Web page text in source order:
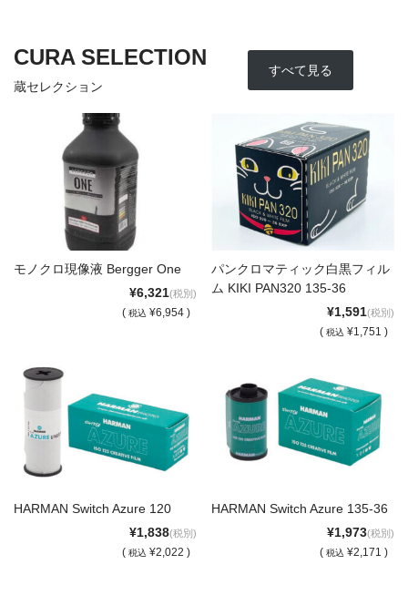
CURA SELECTION
蔵セレクション
すべて見る
モノクロ現像液 Bergger One
¥6,321(税別)
( 税込 ¥6,954 )
パンクロマティック白黒フィル
ム KIKI PAN320 135-36
¥1,591(税別)
(税込 ¥1,751 )
HARMAN Switch Azure 120
¥1,838(税別)
( 税込 ¥2,022 )
HARMAN Switch Azure 135-36
¥1,973(税別)
(税込 ¥2,171 )